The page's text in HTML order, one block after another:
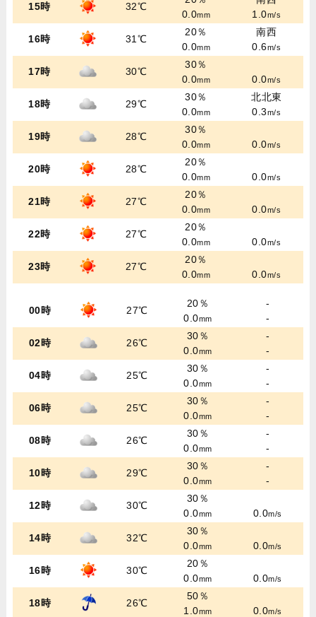
15時 32℃
0.0mm
1.0m/s
16時 31℃
20％
0.0mm
南西
0.6m/s
17時 30℃
30％
0.0mm 0.0m/s
18時 29℃
30％
0.0mm
北北東
0.3m/s
19時 28℃
30％
0.0mm 0.0m/s
20時 28℃
20％
0.0mm 0.0m/s
21時 27℃
20％
0.0mm 0.0m/s
22時 27℃
20％
0.0mm 0.0m/s
23時 27℃
20％
0.0mm 0.0m/s
00時 27℃
20％
0.0mm
-
-
02時 26℃
30％
0.0mm
-
-
04時 25℃
30％
0.0mm
-
-
06時 25℃
30％
0.0mm
-
-
08時 26℃
30％
0.0mm
-
-
10時 29℃
30％
0.0mm
-
-
12時 30℃
30％
0.0mm 0.0m/s
14時 32℃
30％
0.0mm 0.0m/s
16時 30℃
20％
0.0mm 0.0m/s
18時 26℃
50％
1.0mm 0.0m/s